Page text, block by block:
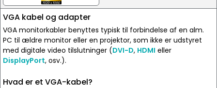
VGA kabel og adapter
VGA monitorkabler benyttes typisk til forbindelse af en alm.
PC til ældre monitor eller en projektor, som ikke er udstyret
med digitale video tilslutninger (DVI-D, HDMI eller
DisplayPort, osv.).
Hvad er et VGA-kabel?